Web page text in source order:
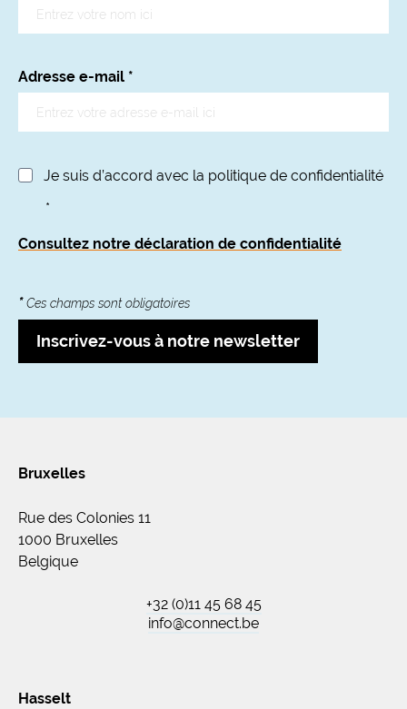
Adresse e-mail *
Je suis d’accord avec la politique de confidentialité
*
Consultez notre déclaration de confidentialité
*Ces champs sont obligatoires
Inscrivez-vous à notre newsletter
Bruxelles
Rue des Colonies 11
1000 Bruxelles
Belgique
+32 (0)11 45 68 45
info@connect.be
Hasselt